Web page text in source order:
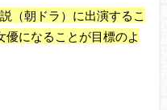
（朝ドラ）に出演するこ
優になることが目標のよ